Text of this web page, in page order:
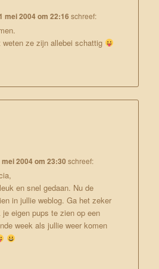
mei 2004 om 22:16 schreef:
ze zijn allebei schattig
mei 2004 om 23:30 schreef:
en snel gedaan. Nu de
in jullie weblog. Ga het zeker
eigen pups te zien op een
week als jullie weer komen